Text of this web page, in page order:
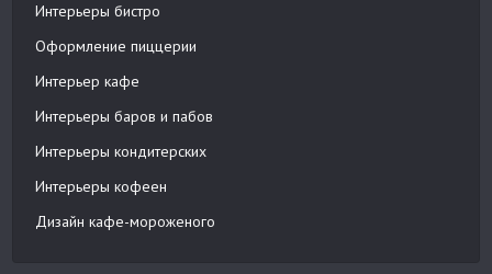
Интерьеры бистро
Оформление пиццерии
Интерьер кафе
Интерьеры баров и пабов
Интерьеры кондитерских
Интерьеры кофеен
Дизайн кафе-мороженого